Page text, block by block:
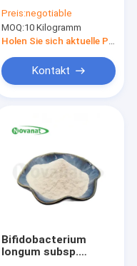
Vegan/allergenfrei/
Preis:negotiable
MOQ:10 Kilogramm
Holen Sie sich aktuelle Preis
Kontakt
Bifidobacterium
longum subsp.